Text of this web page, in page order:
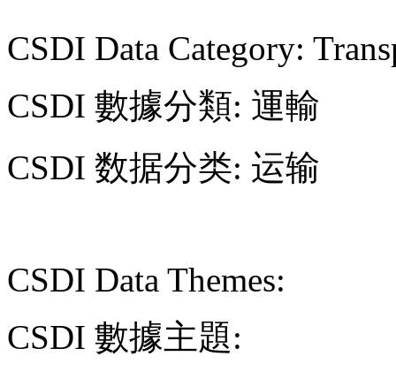
CSDI Data Category:
CSDI 數據分類: 運輸
CSDI 数据分类: 运输
CSDI Data Themes:
CSDI 數據主題: